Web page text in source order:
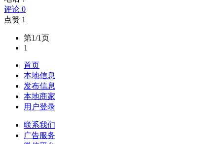
评论 0
点赞 1
第1/1页
1
首页
本地信息
发布信息
本地商家
用户登录
联系我们
广告服务